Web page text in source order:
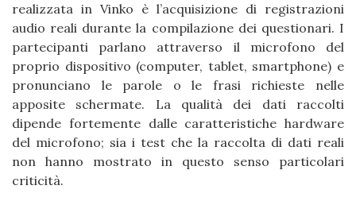
realizzata in Vinko è l’acquisizione di registrazioni
audio reali durante la compilazione dei questionari. I
partecipanti parlano attraverso il microfono del
proprio dispositivo (computer, tablet, smartphone) e
pronunciano le parole o le frasi richieste nelle
apposite schermate. La qualità dei dati raccolti
dipende fortemente dalle caratteristiche hardware
del microfono; sia i test che la raccolta di dati reali
non hanno mostrato in questo senso particolari
criticità.